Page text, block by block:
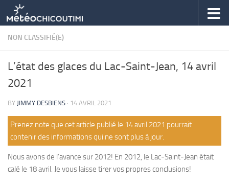
Skip to content
NON CLASSIFIÉ(E)
L’état des glaces du Lac-Saint-Jean, 14 avril
2021
BY JIMMY DESBIENS · 14 AVRIL 2021
Prenez note que cet article publié le 14 avril 2021 pourrait
contenir des informations qui ne sont plus à jour.
Nous avons de l’avance sur 2012! En 2012, le Lac-Saint-Jean était
calé le 18 avril. Je vous laisse tirer vos propres conclusions!